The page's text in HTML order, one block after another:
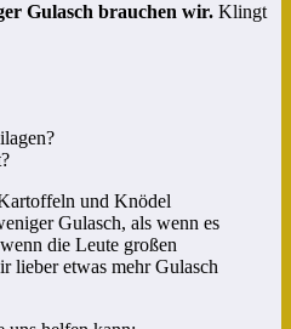
Gulasch brauchen wir. Klingt
und Knödel
Gulasch, als wenn es
die Leute großen
lieber etwas mehr Gulasch